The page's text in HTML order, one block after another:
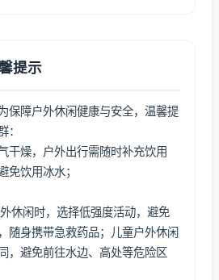
提示
保障户外休闲健康与安全，温馨提
：
干燥，户外出行需随时补充饮用
免饮用冰水；
休闲时，选择低强度活动，避免
随身携带急救药品；儿童户外休闲
，避免前往水边、高处等危险区